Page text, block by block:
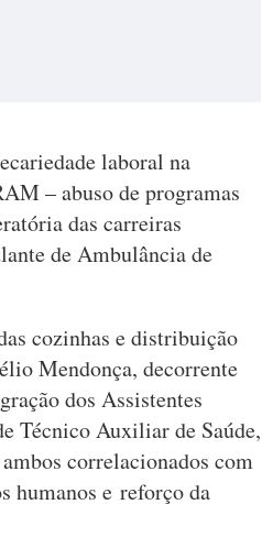
laboral na
– abuso de programas
das carreiras
de Ambulância de
cozinhas e distribuição
Mendonça, decorrente
dos Assistentes
Técnico Auxiliar de Saúde,
correlacionados com
humanos e reforço da